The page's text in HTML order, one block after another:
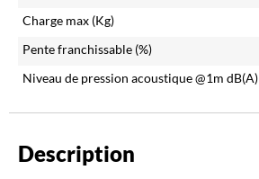
Charge max (Kg)
Pente franchissable (%)
Niveau de pression acoustique @1m dB(A)
Description